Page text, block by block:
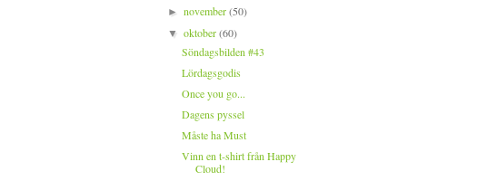
►november(50)
▼oktober(60)
Söndagsbilden #43
Lördagsgodis
Once you go...
Dagens pyssel
Måste ha Must
Vinn en t-shirt från Happy
Cloud!